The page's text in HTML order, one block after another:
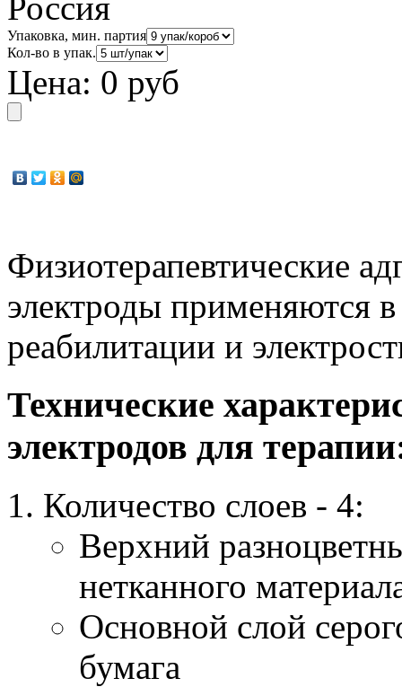
Россия
Упаковка, мин. партия
Кол-во в упак.
Цена: 0 руб
Физиотерапевтические
электроды применяются
реабилитации и
Технические
электродов для
Количество слоев - 4:
Верхний
нетканного
Основной слой
бумага